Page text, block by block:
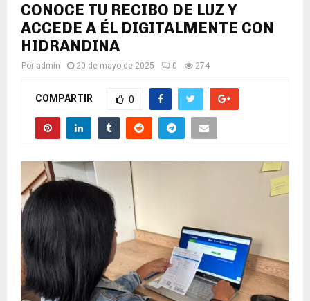
CONOCE TU RECIBO DE LUZ Y
ACCEDE A ÉL DIGITALMENTE CON
HIDRANDINA
Por admin 20 de mayo de 2025 0 274
COMPARTIR 0